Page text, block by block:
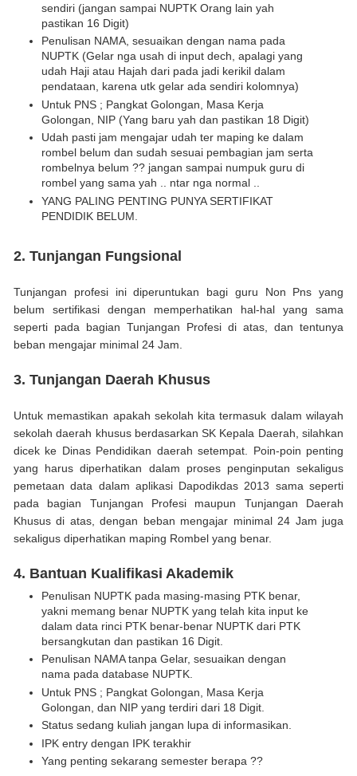
sendiri (jangan sampai NUPTK Orang lain yah
pastikan 16 Digit)
Penulisan NAMA, sesuaikan dengan nama pada
NUPTK (Gelar nga usah di input dech, apalagi yang
udah Haji atau Hajah dari pada jadi kerikil dalam
pendataan, karena utk gelar ada sendiri kolomnya)
Untuk PNS ; Pangkat Golongan, Masa Kerja
Golongan, NIP (Yang baru yah dan pastikan 18 Digit)
Udah pasti jam mengajar udah ter maping ke dalam
rombel belum dan sudah sesuai pembagian jam serta
rombelnya belum ?? jangan sampai numpuk guru di
rombel yang sama yah .. ntar nga normal ..
YANG PALING PENTING PUNYA SERTIFIKAT
PENDIDIK BELUM.
2. Tunjangan Fungsional
Tunjangan profesi ini diperuntukan bagi guru Non Pns yang
belum sertifikasi dengan memperhatikan hal-hal yang sama
seperti pada bagian Tunjangan Profesi di atas, dan tentunya
beban mengajar minimal 24 Jam.
3. Tunjangan Daerah Khusus
Untuk memastikan apakah sekolah kita termasuk dalam wilayah
sekolah daerah khusus berdasarkan SK Kepala Daerah, silahkan
dicek ke Dinas Pendidikan daerah setempat. Poin-poin penting
yang harus diperhatikan dalam proses penginputan sekaligus
pemetaan data dalam aplikasi Dapodikdas 2013 sama seperti
pada bagian Tunjangan Profesi maupun Tunjangan Daerah
Khusus di atas, dengan beban mengajar minimal 24 Jam juga
sekaligus diperhatikan maping Rombel yang benar.
4. Bantuan Kualifikasi Akademik
Penulisan NUPTK pada masing-masing PTK benar,
yakni memang benar NUPTK yang telah kita input ke
dalam data rinci PTK benar-benar NUPTK dari PTK
bersangkutan dan pastikan 16 Digit.
Penulisan NAMA tanpa Gelar, sesuaikan dengan
nama pada database NUPTK.
Untuk PNS ; Pangkat Golongan, Masa Kerja
Golongan, dan NIP yang terdiri dari 18 Digit.
Status sedang kuliah jangan lupa di informasikan.
IPK entry dengan IPK terakhir
Yang penting sekarang semester berapa ??